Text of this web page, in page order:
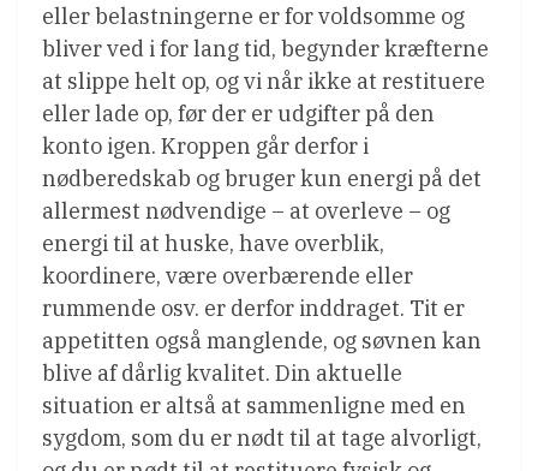
eller belastningerne er for voldsomme og
bliver ved i for lang tid, begynder kræfterne
at slippe helt op, og vi når ikke at restituere
eller lade op, før der er udgifter på den
konto igen. Kroppen går derfor i
nødberedskab og bruger kun energi på det
allermest nødvendige – at overleve – og
energi til at huske, have overblik,
koordinere, være overbærende eller
rummende osv. er derfor inddraget. Tit er
appetitten også manglende, og søvnen kan
blive af dårlig kvalitet. Din aktuelle
situation er altså at sammenligne med en
sygdom, som du er nødt til at tage alvorligt,